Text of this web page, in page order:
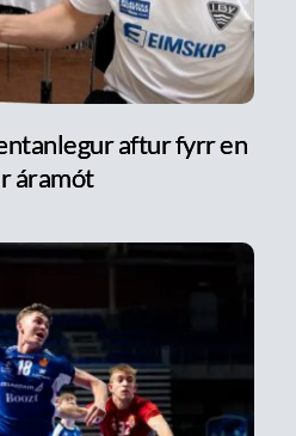
aftur fyrr en
áramót